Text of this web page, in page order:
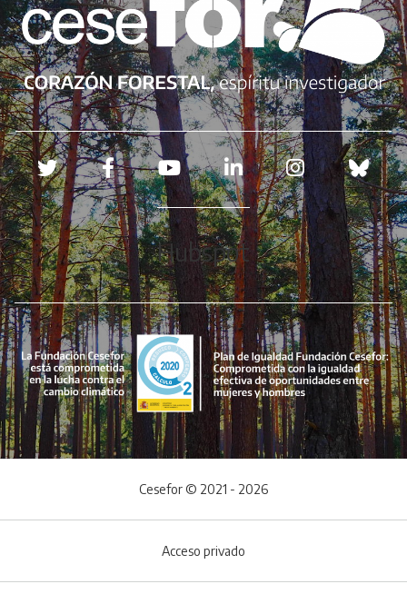
Redes sociales
Hubspot
Cesefor © 2021 - 2026
Acceso privado